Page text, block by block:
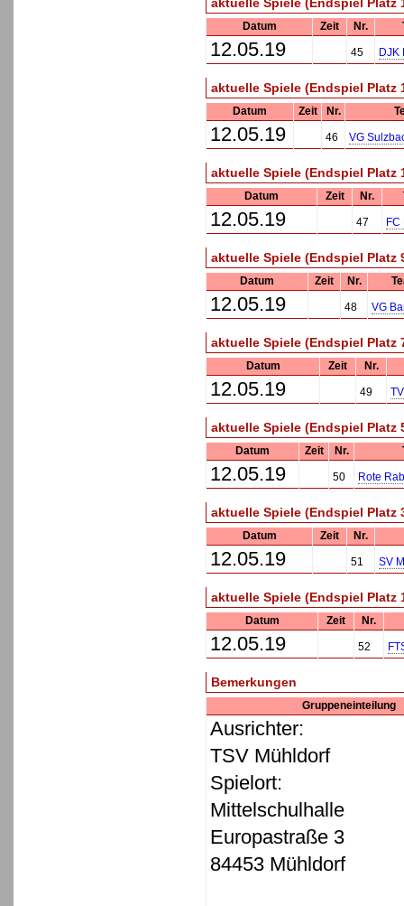
Datum Zeit Nr.
12.05.19 45 DJK
aktuelle Spiele (Endspiel Platz
Datum Zeit Nr.
12.05.19 46 VG
aktuelle Spiele (Endspiel Platz
Datum Zeit Nr.
12.05.19 47 FC
aktuelle Spiele (Endspiel Platz
Datum Zeit Nr.
12.05.19 48 VG
aktuelle Spiele (Endspiel Platz
Datum Zeit Nr.
12.05.19 49
aktuelle Spiele (Endspiel Platz
Datum Zeit Nr.
12.05.19 50 Rote
aktuelle Spiele (Endspiel Platz
Datum Zeit Nr.
12.05.19 51 SV
aktuelle Spiele (Endspiel Platz
Datum Zeit Nr.
12.05.19 52
Bemerkungen
Gruppeneinteilung
Ausrichter:
TSV Mühldorf
Spielort:
Mittelschulhalle
Europastraße 3
84453 Mühldorf